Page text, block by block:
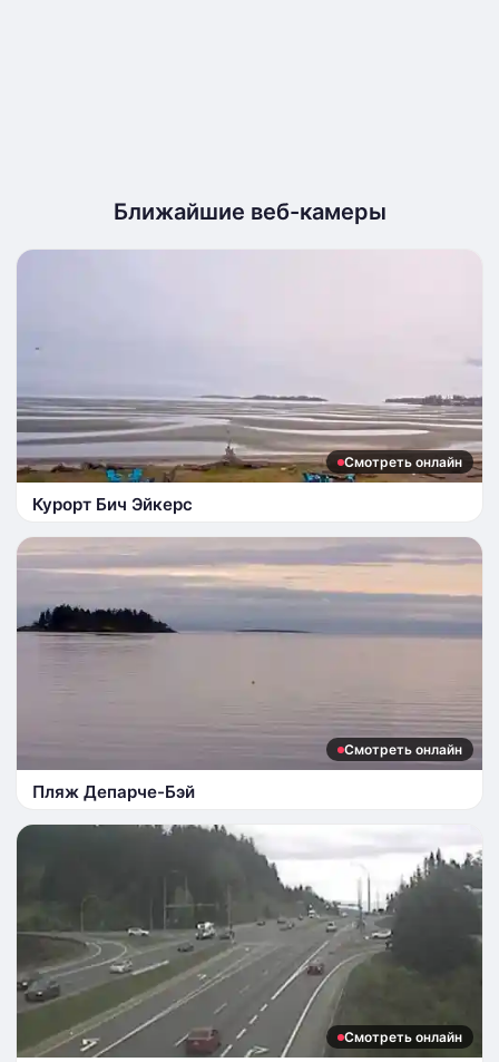
Ближайшие веб-камеры
Смотреть онлайн
Курорт Бич Эйкерс
Смотреть онлайн
Пляж Депарче-Бэй
Смотреть онлайн